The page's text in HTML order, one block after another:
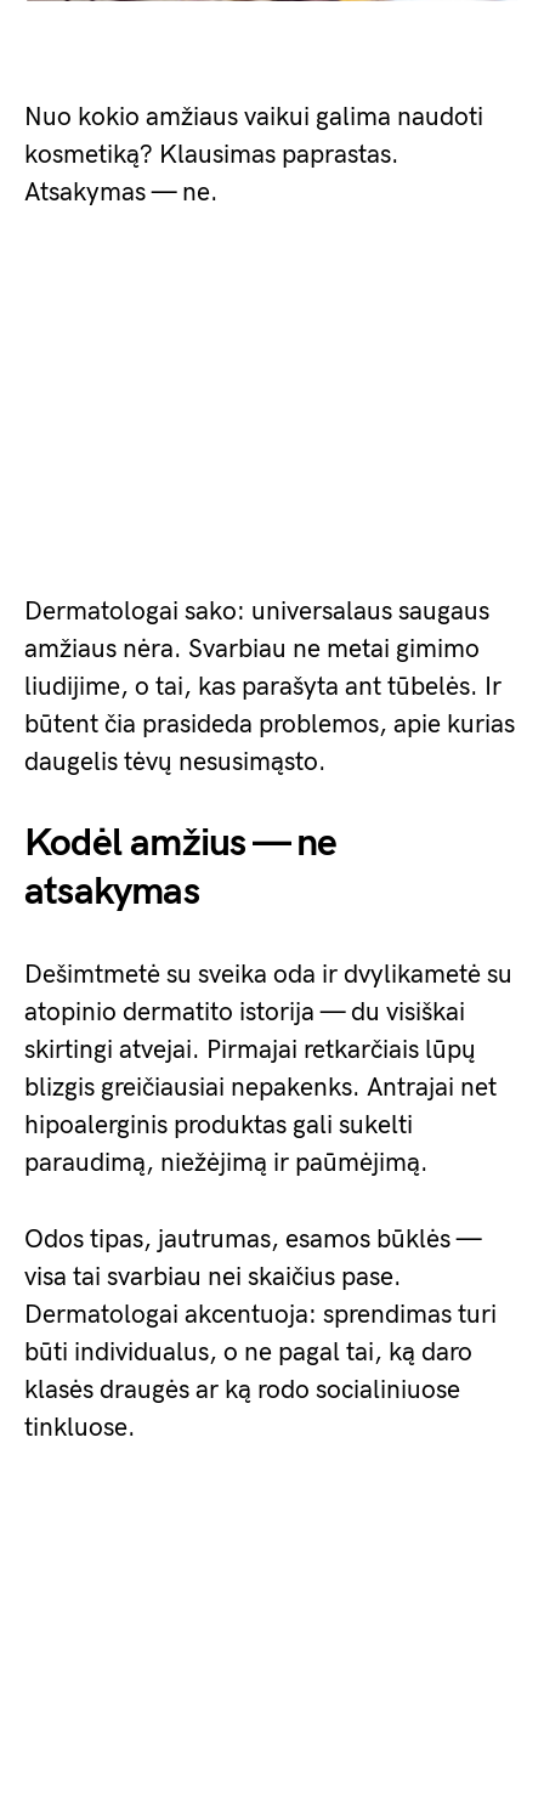
Nuo kokio amžiaus vaikui galima naudoti
kosmetiką? Klausimas paprastas.
Atsakymas — ne.
Dermatologai sako: universalaus saugaus
amžiaus nėra. Svarbiau ne metai gimimo
liudijime, o tai, kas parašyta ant tūbelės. Ir
būtent čia prasideda problemos, apie kurias
daugelis tėvų nesusimąsto.
Kodėl amžius — ne
atsakymas
Dešimtmetė su sveika oda ir dvylikametė su
atopinio dermatito istorija — du visiškai
skirtingi atvejai. Pirmajai retkarčiais lūpų
blizgis greičiausiai nepakenks. Antrajai net
hipoalerginis produktas gali sukelti
paraudimą, niežėjimą ir paūmėjimą.
Odos tipas, jautrumas, esamos būklės —
visa tai svarbiau nei skaičius pase.
Dermatologai akcentuoja: sprendimas turi
būti individualus, o ne pagal tai, ką daro
klasės draugės ar ką rodo socialiniuose
tinkluose.